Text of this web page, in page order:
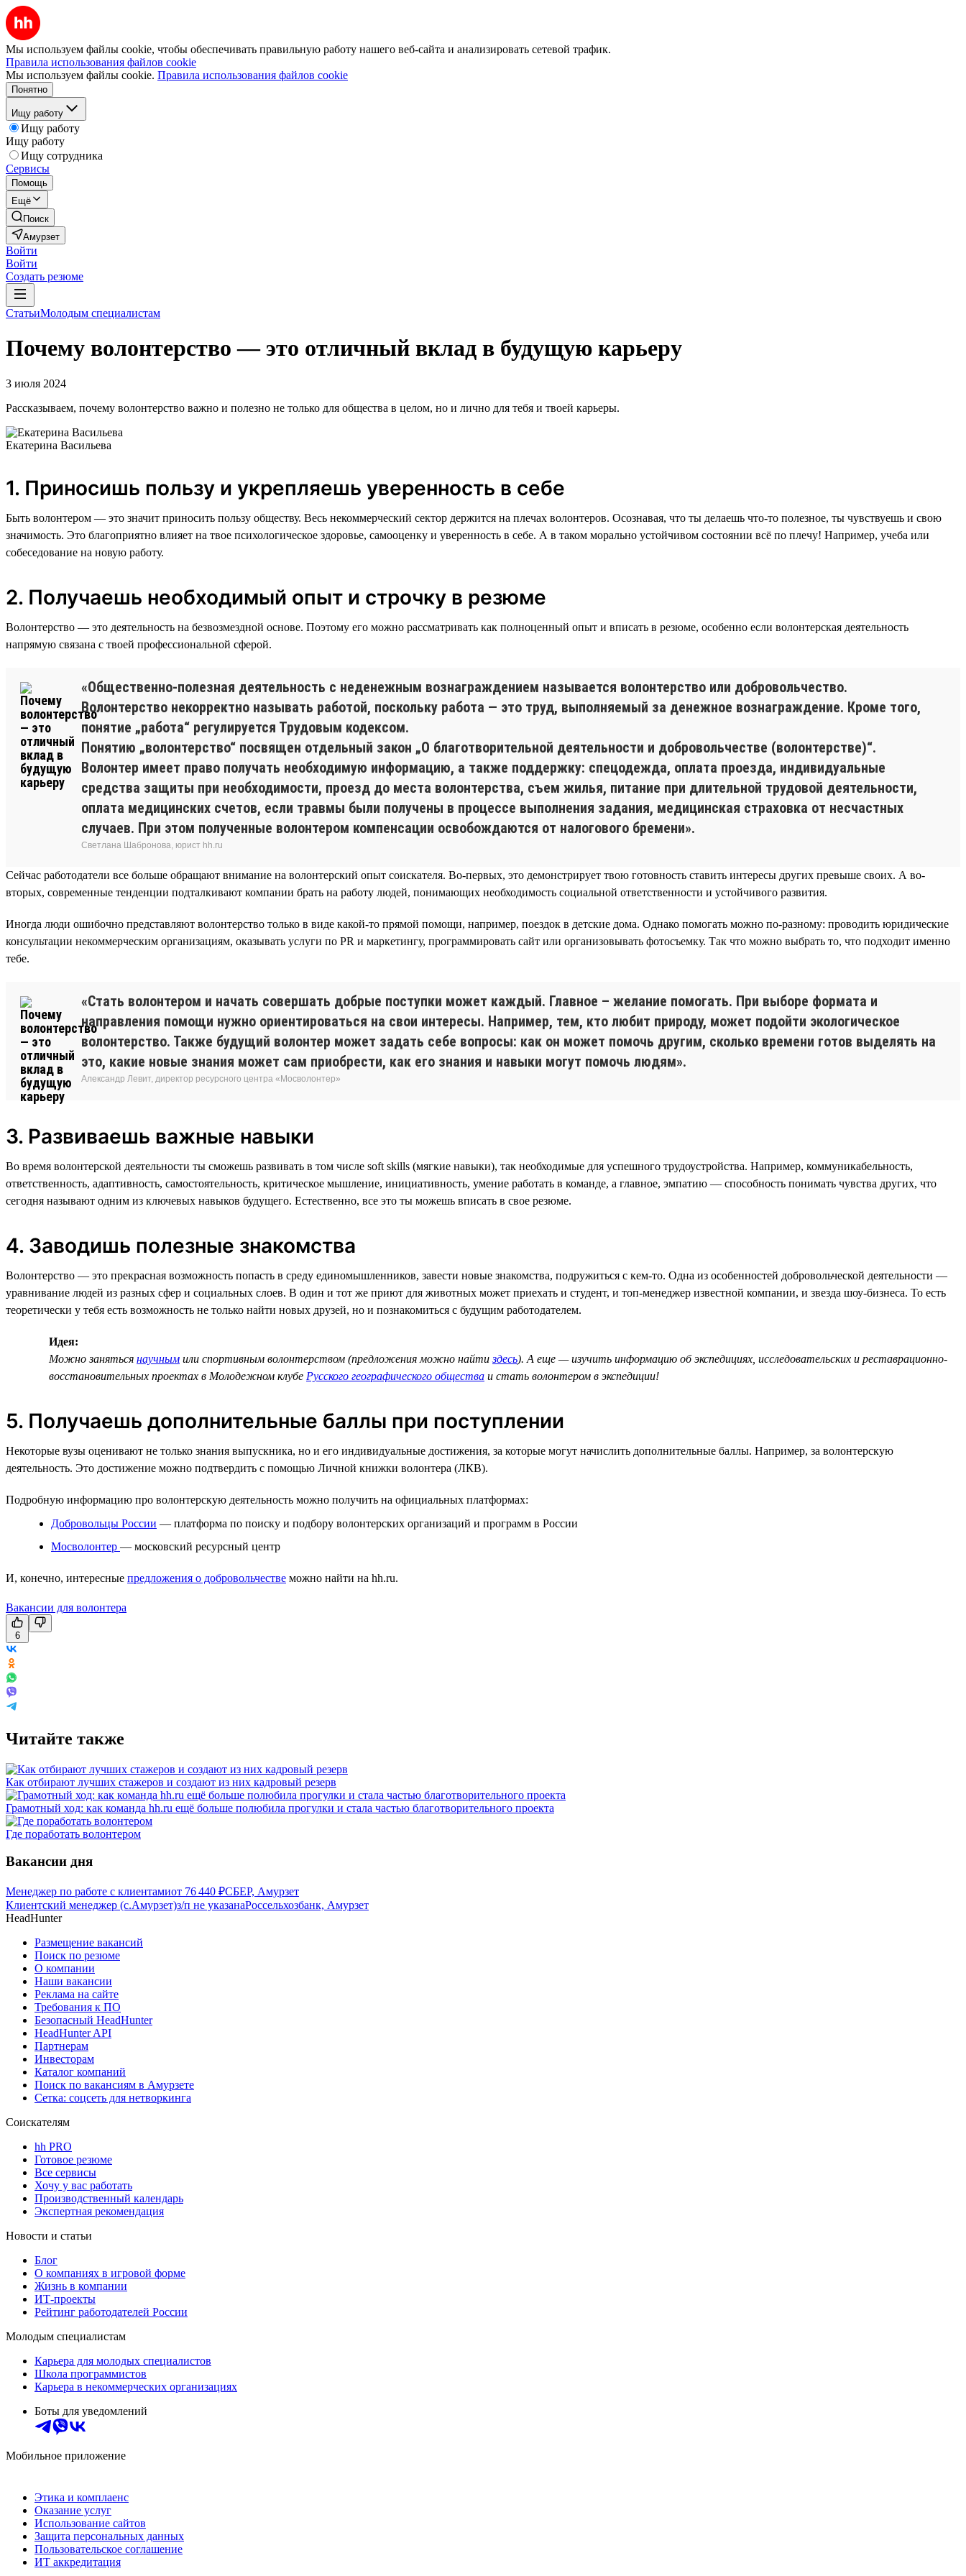
Мы используем файлы cookie, чтобы обеспечивать правильную работу нашего веб-сайта и анализировать сетевой трафик.
Правила использования файлов cookie
Мы используем файлы cookie. Правила использования файлов cookie
Понятно
Ищу работу
Ищу работу
Ищу работу
Ищу сотрудника
Сервисы
Помощь
Ещё
Поиск
Амурзет
Войти
Войти
Создать резюме
СтатьиМолодым специалистам
Почему волонтерство — это отличный вклад в будущую карьеру
3 июля 2024
Рассказываем, почему волонтерство важно и полезно не только для общества в целом, но и лично для тебя и твоей карьеры.
Екатерина Васильева
1. Приносишь пользу и укрепляешь уверенность в себе
Быть волонтером — это значит приносить пользу обществу. Весь некоммерческий сектор держится на плечах волонтеров. Осознавая, что ты делаешь что-то полезное, ты чувствуешь и свою
значимость. Это благоприятно влияет на твое психологическое здоровье, самооценку и уверенность в себе. А в таком морально устойчивом состоянии всё по плечу! Например, учеба или
собеседование на новую работу.
2. Получаешь необходимый опыт и строчку в резюме
Волонтерство — это деятельность на безвозмездной основе. Поэтому его можно рассматривать как полноценный опыт и вписать в резюме, особенно если волонтерская деятельность
напрямую связана с твоей профессиональной сферой.
«Общественно-полезная деятельность с неденежным вознаграждением называется волонтерство или добровольчество.
Волонтерство некорректно называть работой, поскольку работа — это труд, выполняемый за денежное вознаграждение. Кроме того,
понятие „работа“ регулируется Трудовым кодексом.
Понятию „волонтерство“ посвящен отдельный закон „О благотворительной деятельности и добровольчестве (волонтерстве)“.
Волонтер имеет право получать необходимую информацию, а также поддержку: спецодежда, оплата проезда, индивидуальные
средства защиты при необходимости, проезд до места волонтерства, съем жилья, питание при длительной трудовой деятельности,
оплата медицинских счетов, если травмы были получены в процессе выполнения задания, медицинская страховка от несчастных
случаев. При этом полученные волонтером компенсации освобождаются от налогового бремени».
Светлана Шабронова, юрист hh.ru
Сейчас работодатели все больше обращают внимание на волонтерский опыт соискателя. Во-первых, это демонстрирует твою готовность ставить интересы других превыше своих. А во-
вторых, современные тенденции подталкивают компании брать на работу людей, понимающих необходимость социальной ответственности и устойчивого развития.
Иногда люди ошибочно представляют волонтерство только в виде какой-то прямой помощи, например, поездок в детские дома. Однако помогать можно по-разному: проводить юридические
консультации некоммерческим организациям, оказывать услуги по PR и маркетингу, программировать сайт или организовывать фотосъемку. Так что можно выбрать то, что подходит именно
тебе.
«Стать волонтером и начать совершать добрые поступки может каждый. Главное – желание помогать. При выборе формата и
направления помощи нужно ориентироваться на свои интересы. Например, тем, кто любит природу, может подойти экологическое
волонтерство. Также будущий волонтер может задать себе вопросы: как он может помочь другим, сколько времени готов выделять на
это, какие новые знания может сам приобрести, как его знания и навыки могут помочь людям».
Александр Левит, директор ресурсного центра «Мосволонтер»
3. Развиваешь важные навыки
Во время волонтерской деятельности ты сможешь развивать в том числе soft skills (мягкие навыки), так необходимые для успешного трудоустройства. Например, коммуникабельность,
ответственность, адаптивность, самостоятельность, критическое мышление, инициативность, умение работать в команде, а главное, эмпатию — способность понимать чувства других, что
сегодня называют одним из ключевых навыков будущего. Естественно, все это ты можешь вписать в свое резюме.
4. Заводишь полезные знакомства
Волонтерство — это прекрасная возможность попасть в среду единомышленников, завести новые знакомства, подружиться с кем-то. Одна из особенностей добровольческой деятельности —
уравнивание людей из разных сфер и социальных слоев. В один и тот же приют для животных может приехать и студент, и топ-менеджер известной компании, и звезда шоу-бизнеса. То есть
теоретически у тебя есть возможность не только найти новых друзей, но и познакомиться с будущим работодателем.
Идея:
Можно заняться научным или спортивным волонтерством (предложения можно найтиздесь). А еще — изучить информацию об экспедициях, исследовательских и реставрационно-
восстановительных проектах в Молодежном клубе Русского географического общества и стать волонтером в экспедиции!
5. Получаешь дополнительные баллы при поступлении
Некоторые вузы оценивают не только знания выпускника, но и его индивидуальные достижения, за которые могут начислить дополнительные баллы. Например, за волонтерскую
деятельность. Это достижение можно подтвердить с помощью Личной книжки волонтера (ЛКВ).
Подробную информацию про волонтерскую деятельность можно получить на официальных платформах:
Добровольцы России — платформа по поиску и подбору волонтерских организаций и программ в России
Мосволонтер — московский ресурсный центр
И, конечно, интересные предложения о добровольчестве можно найти на hh.ru.
Вакансии для волонтера
6
Читайте также
Как отбирают лучших стажеров и создают из них кадровый резерв
Грамотный ход: как команда hh.ru ещё больше полюбила прогулки и стала частью благотворительного проекта
Где поработать волонтером
Вакансии дня
Менеджер по работе с клиентамиот 76 440 ₽СБЕР, Амурзет
Клиентский менеджер (с.Амурзет)з/п не указанаРоссельхозбанк, Амурзет
HeadHunter
Размещение вакансий
Поиск по резюме
О компании
Наши вакансии
Реклама на сайте
Требования к ПО
Безопасный HeadHunter
HeadHunter API
Партнерам
Инвесторам
Каталог компаний
Поиск по вакансиям в Амурзете
Сетка: соцсеть для нетворкинга
Соискателям
hh PRO
Готовое резюме
Все сервисы
Хочу у вас работать
Производственный календарь
Экспертная рекомендация
Новости и статьи
Блог
О компаниях в игровой форме
Жизнь в компании
ИТ-проекты
Рейтинг работодателей России
Молодым специалистам
Карьера для молодых специалистов
Школа программистов
Карьера в некоммерческих организациях
Боты для уведомлений
Мобильное приложение
Этика и комплаенс
Оказание услуг
Использование сайтов
Защита персональных данных
Пользовательское соглашение
ИТ аккредитация